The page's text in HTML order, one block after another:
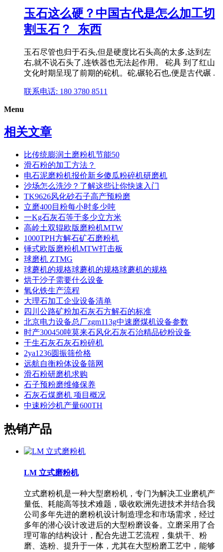
玉石这么硬？中国古代是怎么加工切
割玉石？_东西
玉石尽管也归于石头,但是硬度比石头高的太多,达到左
右,就不说石头了,连铁器也无法起作用。 砣具 到了红山
文化时期呈现了前期的砣机。砣,碾轮石也,便是古代碾 .
联系电话: 180 3780 8511
Menu
相关文章
比传统膨润土磨粉机节能50
滑石粉的加工方法？
电石泥磨粉机报价新乡傻瓜粉碎机研磨机
沙场怎么洗沙？了解这些让你快速入门
TK9626风化砂石子高产预粉磨
立磨400目粉每小时多少吨
一Kg石灰石等于多少立方米
高岭土双辊欧版磨粉机MTW
1000TPH方解石矿石磨粉机
锤式欧版磨粉机MTW打击板
球磨机 ZTMG
球蘑机的规格球蘑机的规格球蘑机的规格
烘干沙子需要什么设备
氧化铁生产流程
大理石加工企业设备清单
四川公路矿粉加石灰石方解石的标准
北京电力设备总厂zgm113g中速磨煤机设备参数
时产300450吨莫来石风化石灰石治精品砂粉设备
干生石灰石灰石粉碎机
2ya1236圆振筛价格
远航自衡粉体设备筛网
滑石粉研磨机求购
石子预粉磨维修保养
石灰石煤磨机 项目概况
中速粉沙机产量600TH
热销产品
LM 立式磨粉机
立式磨粉机是一种大型磨粉机，专门为解决工业磨机产
量低、耗能高等技术难题，吸收欧洲先进技术并结合我
公司多年先进的磨粉机设计制造理念和市场需求，经过
多年的潜心设计改进后的大型粉磨设备。立磨采用了合
理可靠的结构设计，配合先进工艺流程，集烘干、粉
磨、选粉、提升于一体，尤其在大型粉磨工艺中，能够